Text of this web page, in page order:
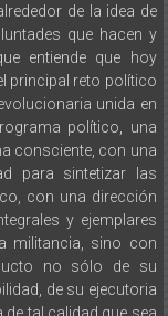
de la idea de
que hacen y
entiende que hoy
principal reto político
unida en
político, una
consciente, con una
para sintetizar las
con una dirección
y ejemplares
militancia, sino con
no sólo de su
de su ejecutoria
tal calidad que sea